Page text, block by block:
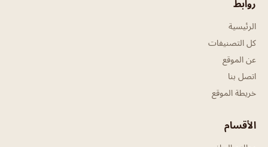
روابط
الرئيسية
كل التصنيفات
عن الموقع
اتصل بنا
خريطة الموقع
الأقسام